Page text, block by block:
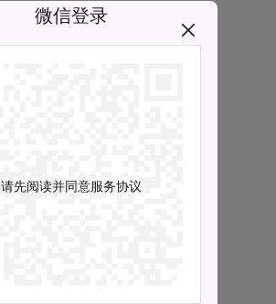
微信登录
请先阅读并同意服务协议